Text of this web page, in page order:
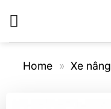
qua
nội
Home » Xe nâng